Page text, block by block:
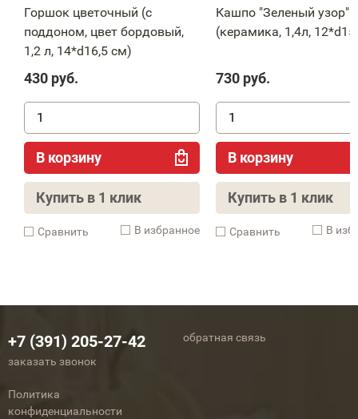
Горшок цветочный (с
поддоном, цвет бордовый,
1,2 л, 14*d16,5 см)
430 руб.
В корзину
Купить в 1 клик
Cравнить В избранное
Кашпо "Зеленый узор"
(керамика, 1,4л,
730 руб.
В корзину
Купить в 1 клик
Cравнить В
+7 (391) 205-27-42
заказать звонок
обратная связь
Политика
конфиденциальности